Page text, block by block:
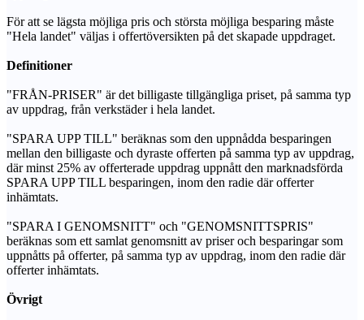
För att se lägsta möjliga pris och största möjliga besparing måste
"Hela landet" väljas i offertöversikten på det skapade uppdraget.
Definitioner
"FRÅN-PRISER" är det billigaste tillgängliga priset, på samma typ
av uppdrag, från verkstäder i hela landet.
"SPARA UPP TILL" beräknas som den uppnådda besparingen
mellan den billigaste och dyraste offerten på samma typ av uppdrag,
där minst 25% av offerterade uppdrag uppnått den marknadsförda
SPARA UPP TILL besparingen, inom den radie där offerter
inhämtats.
"SPARA I GENOMSNITT" och "GENOMSNITTSPRIS"
beräknas som ett samlat genomsnitt av priser och besparingar som
uppnåtts på offerter, på samma typ av uppdrag, inom den radie där
offerter inhämtats.
Övrigt